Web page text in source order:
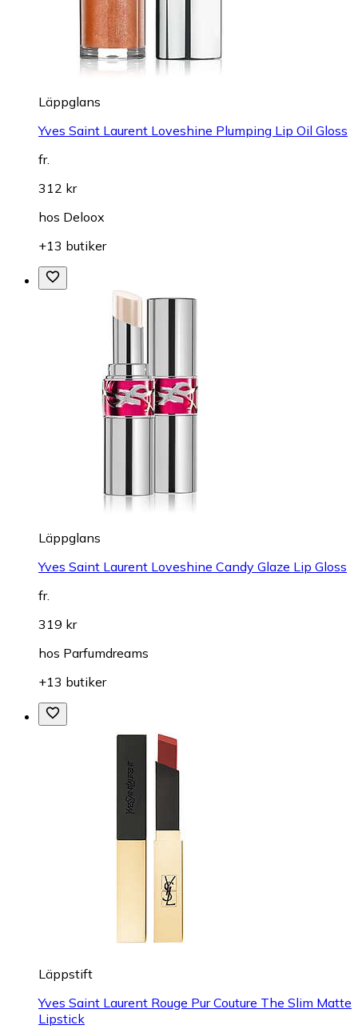
Läppglans
Yves Saint Laurent Loveshine Plumping Lip Oil Gloss
fr.
312 kr
hos Deloox
+13 butiker
Läppglans
Yves Saint Laurent Loveshine Candy Glaze Lip Gloss
fr.
319 kr
hos Parfumdreams
+13 butiker
Läppstift
Yves Saint Laurent Rouge Pur Couture The Slim Matte
Lipstick